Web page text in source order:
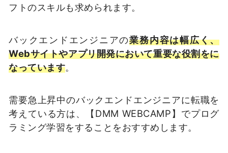
フトのスキルも求められます。
バックエンドエンジニアの業務内容は幅広く、
Webサイトやアプリ開発において重要な役割をに
なっています。
需要急上昇中のバックエンドエンジニアに転職を
考えている方は、【DMM WEBCAMP】でプログ
ラミング学習をすることをおすすめします。